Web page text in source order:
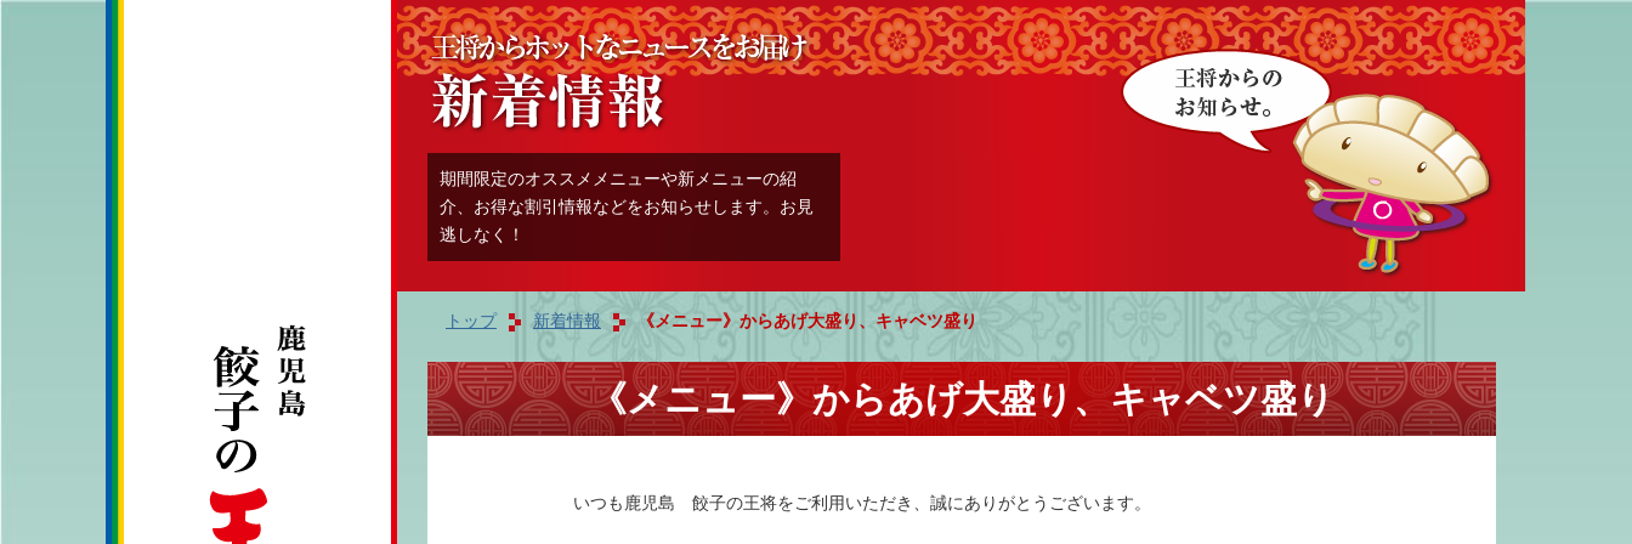
期間限定のオススメメニューや新メニューの紹
介、お得な割引情報などをお知らせします。お見
逃しなく！
トップ 新着情報 《メニュー》からあげ大盛り、キャベツ盛り
《メニュー》からあげ大盛り、キャベツ盛り
いつも鹿児島 餃子の王将をご利用いただき、誠にありがとうございます。